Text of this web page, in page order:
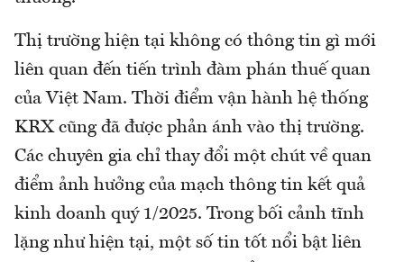
Thị trường hiện tại không có thông tin gì mới
liên quan đến tiến trình đàm phán thuế quan
của Việt Nam. Thời điểm vận hành hệ thống
KRX cũng đã được phản ánh vào thị trường.
Các chuyên gia chỉ thay đổi một chút về quan
điểm ảnh hưởng của mạch thông tin kết quả
kinh doanh quý 1/2025. Trong bối cảnh tĩnh
lặng như hiện tại, một số tin tốt nổi bật liên